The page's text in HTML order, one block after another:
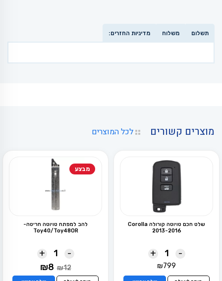
תשלום משלוח מדיניות החזרים:
מוצרים קשורים לכל המוצרים
שלט חכם טויוטה קורולה Corolla
2013-2016
-
+
₪799
מבצע
להב למפתח טויוטה חריטה-
Toy40/Toy48OR
-
+
₪12
המחיר
₪8